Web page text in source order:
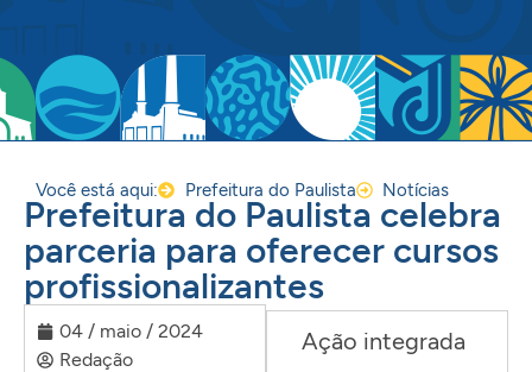
Você está aqui: Prefeitura do Paulista Notícias
Prefeitura do Paulista celebra
parceria para oferecer cursos
profissionalizantes
04 / maio / 2024
Redação
Ação integrada